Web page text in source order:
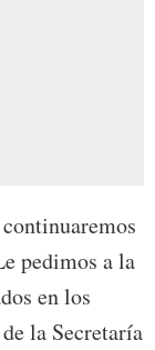
pedimos a la
en los
la Secretaría